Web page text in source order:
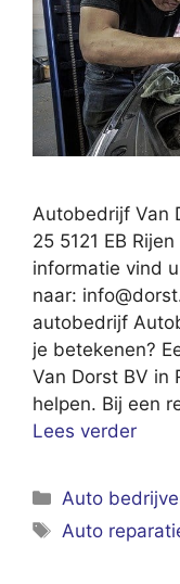
Autobedrijf Van
25 5121 EB
informatie vind
naar:
autobedrijf
je betekenen?
Van Dorst BV in
helpen. Bij een
Lees verder
Categorieën
Auto
Tags
Auto